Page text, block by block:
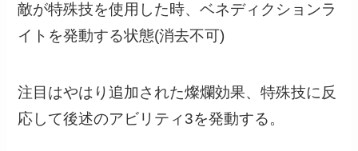
敵が特殊技を使用した時、ベネディクションラ
イトを発動する状態(消去不可)
注目はやはり追加された燦爛効果、特殊技に反
応して後述のアビリティ3を発動する。